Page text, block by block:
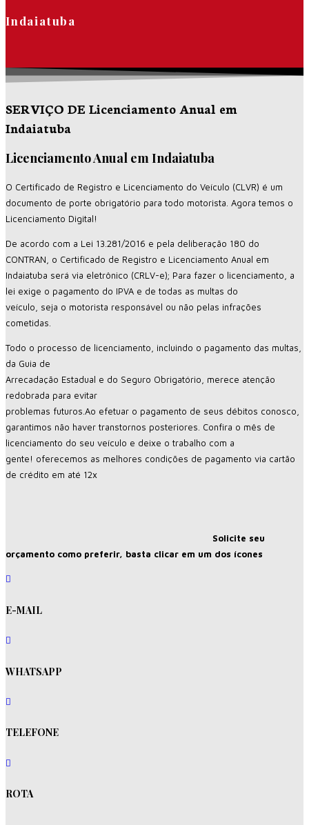
Indaiatuba
SERVIÇO DE Licenciamento Anual em
Indaiatuba
Licenciamento Anual em Indaiatuba
O Certificado de Registro e Licenciamento do Veículo (CLVR) é um
documento de porte obrigatório para todo motorista. Agora temos o
Licenciamento Digital!
De acordo com a Lei 13.281/2016 e pela deliberação 180 do
CONTRAN, o Certificado de Registro e Licenciamento Anual em
Indaiatuba será via eletrônico (CRLV-e); Para fazer o licenciamento, a
lei exige o pagamento do IPVA e de todas as multas do
veículo, seja o motorista responsável ou não pelas infrações
cometidas.
Todo o processo de licenciamento, incluindo o pagamento das multas,
da Guia de
Arrecadação Estadual e do Seguro Obrigatório, merece atenção
redobrada para evitar
problemas futuros.Ao efetuar o pagamento de seus débitos conosco,
garantimos não haver transtornos posteriores. Confira o mês de
licenciamento do seu veículo e deixe o trabalho com a
gente! oferecemos as melhores condições de pagamento via cartão
de crédito em até 12x
Solicite seu
orçamento como preferir, basta clicar em um dos ícones
E-MAIL
WHATSAPP
TELEFONE
ROTA